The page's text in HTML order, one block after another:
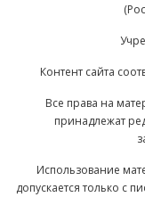
Контент сайта
Все права на
принадлежат
Использование
допускается только с